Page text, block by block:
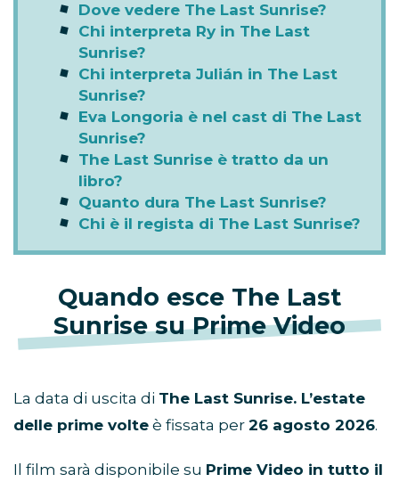
Dove vedere The Last Sunrise?
Chi interpreta Ry in The Last
Sunrise?
Chi interpreta Julián in The Last
Sunrise?
Eva Longoria è nel cast di The Last
Sunrise?
The Last Sunrise è tratto da un
libro?
Quanto dura The Last Sunrise?
Chi è il regista di The Last Sunrise?
Quando esce The Last
Sunrise su Prime Video
La data di uscita di The Last Sunrise. L’estate
delle prime volte è fissata per 26 agosto 2026.
Il film sarà disponibile su Prime Video in tutto il